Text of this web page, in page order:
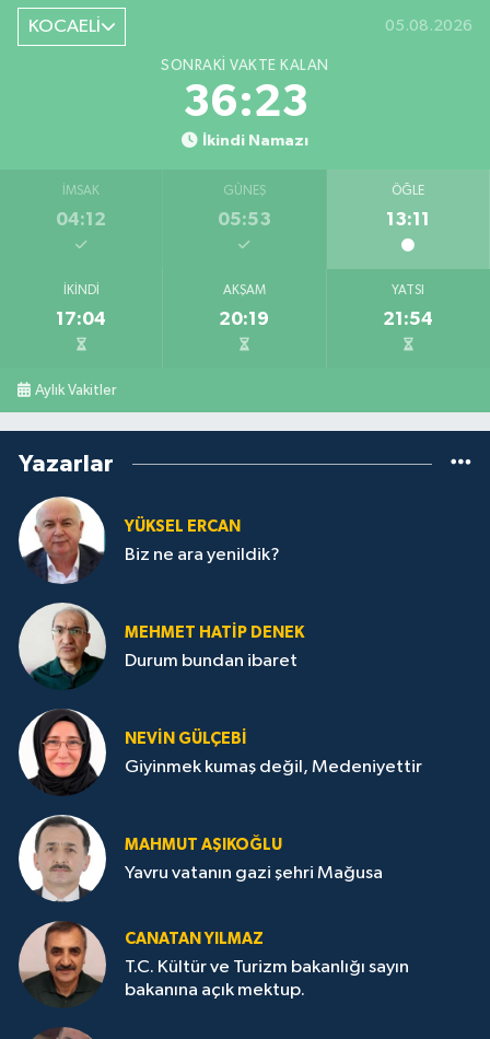
KOCAELİ 05.08.2026
SONRAKI VAKTE KALAN
36:23
İkindi Namazı
İMSAK
04:12
GÜNEŞ
05:53
ÖĞLE
13:11
İKINDI
17:04
AKŞAM
20:19
YATSI
21:54
Aylık Vakitler
Yazarlar
YÜKSEL ERCAN
Biz ne ara yenildik?
MEHMET HATİP DENEK
Durum bundan ibaret
NEVİN GÜLÇEBİ
Giyinmek kumaş değil, Medeniyettir
MAHMUT AŞIKOĞLU
Yavru vatanın gazi şehri Mağusa
CANATAN YILMAZ
T.C. Kültür ve Turizm bakanlığı sayın
bakanına açık mektup.